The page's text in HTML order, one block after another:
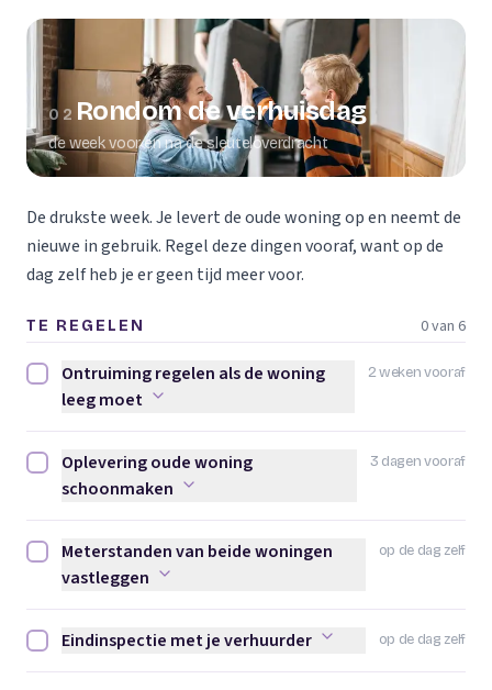
02 Rondom de verhuisdag
de week voor en na de sleuteloverdracht
De drukste week. Je levert de oude woning op en neemt de
nieuwe in gebruik. Regel deze dingen vooraf, want op de
dag zelf heb je er geen tijd meer voor.
TE REGELEN 0 van 6
2 weken vooraf
Ontruiming regelen als de woning leeg moet afvinken
Ontruiming regelen als de woning
leeg moet
3 dagen vooraf
Oplevering oude woning schoonmaken afvinken
Oplevering oude woning
schoonmaken
op de dag zelf
Meterstanden van beide woningen vastleggen afvinken
Meterstanden van beide woningen
vastleggen
op de dag zelf
Eindinspectie met je verhuurder afvinken
Eindinspectie met je verhuurder